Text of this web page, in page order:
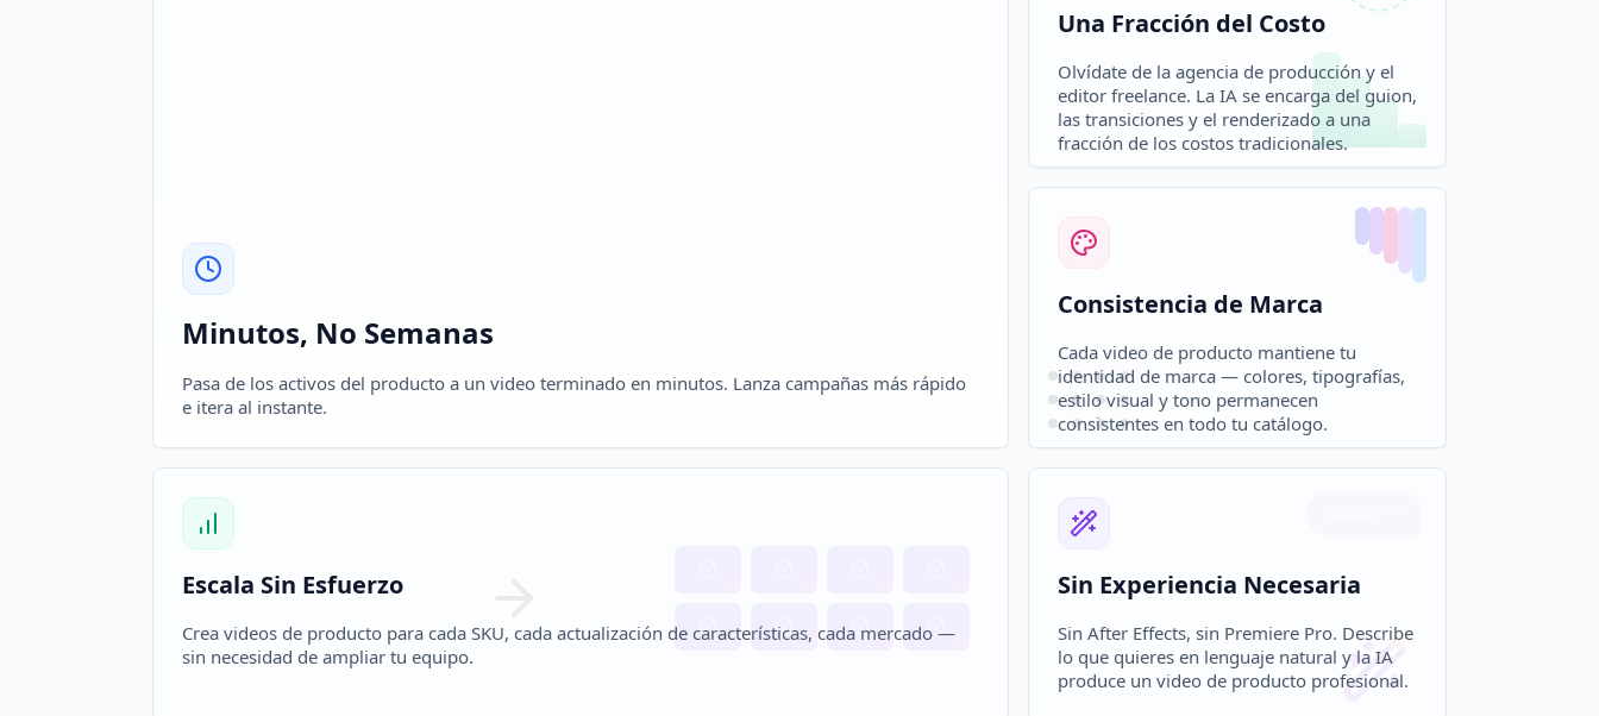
Minutos, No Semanas
Pasa de los activos del producto a un video terminado en minutos. Lanza campañas más rápido
e itera al instante.
Una Fracción del Costo
Olvídate de la agencia de producción y el
editor freelance. La IA se encarga del guion,
las transiciones y el renderizado a una
fracción de los costos tradicionales.
Consistencia de Marca
Cada video de producto mantiene tu
identidad de marca — colores, tipografías,
estilo visual y tono permanecen
consistentes en todo tu catálogo.
Escala Sin Esfuerzo
Crea videos de producto para cada SKU, cada actualización de características, cada mercado —
sin necesidad de ampliar tu equipo.
Sin Experiencia Necesaria
Sin After Effects, sin Premiere Pro. Describe
lo que quieres en lenguaje natural y la IA
produce un video de producto profesional.